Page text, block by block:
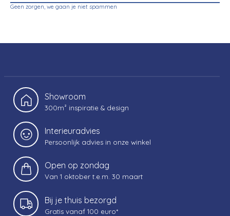
Geen zorgen, we gaan je niet spammen
Showroom
300m² inspiratie & design
Interieuradvies
Persoonlijk advies in onze winkel
Open op zondag
Van 1 oktober t.e.m. 30 maart
Bij je thuis bezorgd
Gratis vanaf 100 euro*